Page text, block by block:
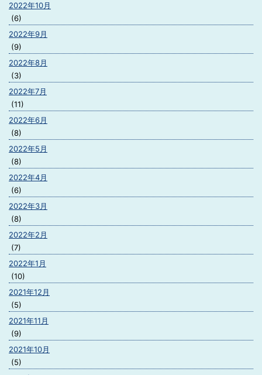
2022年10月
(6)
2022年9月
(9)
2022年8月
(3)
2022年7月
(11)
2022年6月
(8)
2022年5月
(8)
2022年4月
(6)
2022年3月
(8)
2022年2月
(7)
2022年1月
(10)
2021年12月
(5)
2021年11月
(9)
2021年10月
(5)